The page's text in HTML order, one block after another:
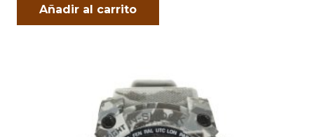
Añadir al carrito